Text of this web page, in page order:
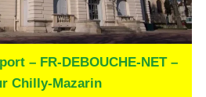
– FR-DEBOUCHE-NET –
Chilly-Mazarin